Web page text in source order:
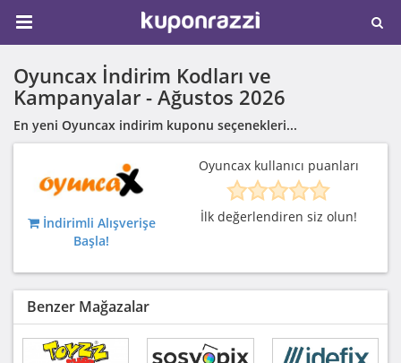
Oyuncax İndirim Kodları ve
Kampanyalar - Ağustos 2026
En yeni Oyuncax indirim kuponu seçenekleri...
İndirimli Alışverişe
Başla!
Oyuncax kullanıcı puanları
İlk değerlendiren siz olun!
Benzer Mağazalar